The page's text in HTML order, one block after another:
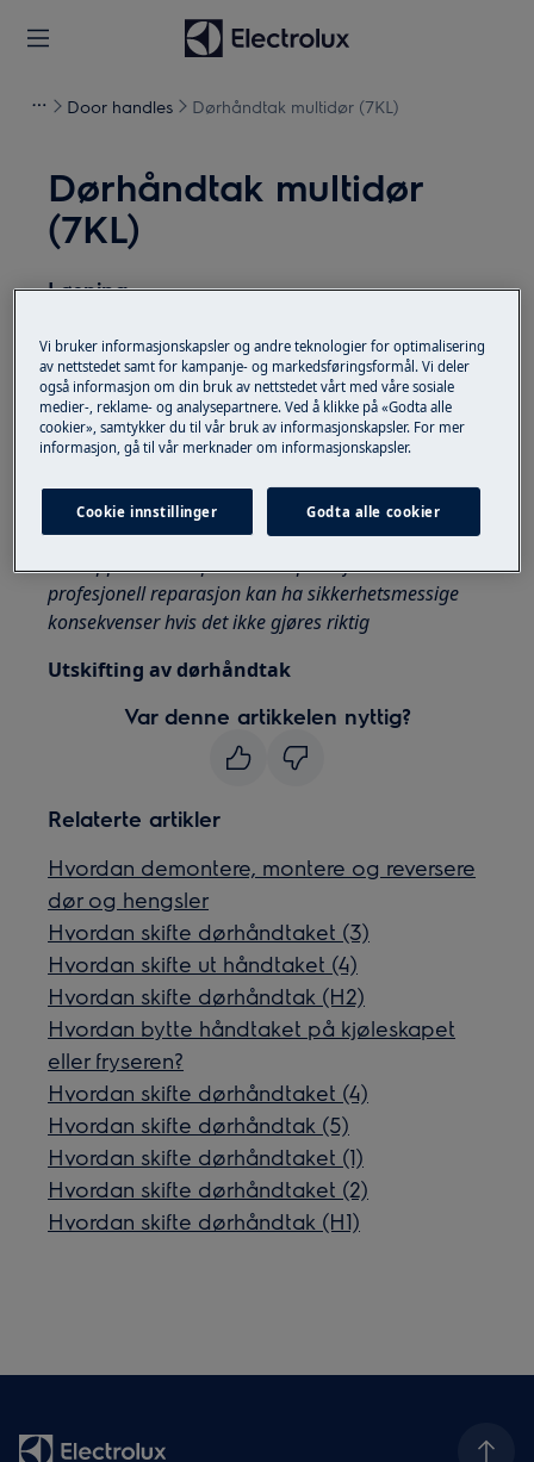
Door handles Dørhåndtak multidør (7KL)
Dørhåndtak multidør
(7KL)
Løsning
Deaktiver apparatet og trekk støpselet ut av
stikkontakten før vedlikeholdsoperasjoner.
Vær alltid forsiktig når du flytter apparater. For
tunge apparater er det nødvendig at to personer
Bruk alltid vernehansker og medfølgende fottøy.
Vær oppmerksom på at selvreparasjon eller ikke-
profesjonell reparasjon kan ha sikkerhetsmessige
konsekvenser hvis det ikke gjøres riktig
Utskifting av dørhåndtak
Var denne artikkelen nyttig?
Relaterte artikler
Hvordan demontere, montere og reversere
dør og hengsler
Hvordan skifte dørhåndtaket (3)
Hvordan skifte ut håndtaket (4)
Hvordan skifte dørhåndtak (H2)
Hvordan bytte håndtaket på kjøleskapet
eller fryseren?
Hvordan skifte dørhåndtaket (4)
Hvordan skifte dørhåndtak (5)
Hvordan skifte dørhåndtaket (1)
Hvordan skifte dørhåndtaket (2)
Hvordan skifte dørhåndtak (H1)
Vi bruker informasjonskapsler og andre teknologier for optimalisering
av nettstedet samt for kampanje- og markedsføringsformål. Vi deler
også informasjon om din bruk av nettstedet vårt med våre sosiale
medier-, reklame- og analysepartnere. Ved å klikke på «Godta alle
cookier», samtykker du til vår bruk av informasjonskapsler. For mer
informasjon, gå til vår merknader om informasjonskapsler.
Cookie innstillinger Godta alle cookier